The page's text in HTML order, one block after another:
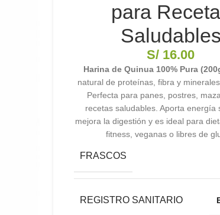
para
Saludables
S/ 16.00
Harina de Quinua 100% Pura
natural de proteínas, fibra y
Perfecta para panes, postres,
recetas saludables. Aporta energía
mejora la digestión y es ideal para
fitness, veganas o libres de
FRASCOS
REGISTRO SANITARIO